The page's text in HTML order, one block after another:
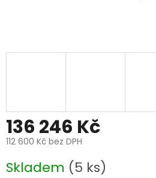
136 246 Kč
112 600 Kč bez DPH
cena:
Skladem (5 ks)